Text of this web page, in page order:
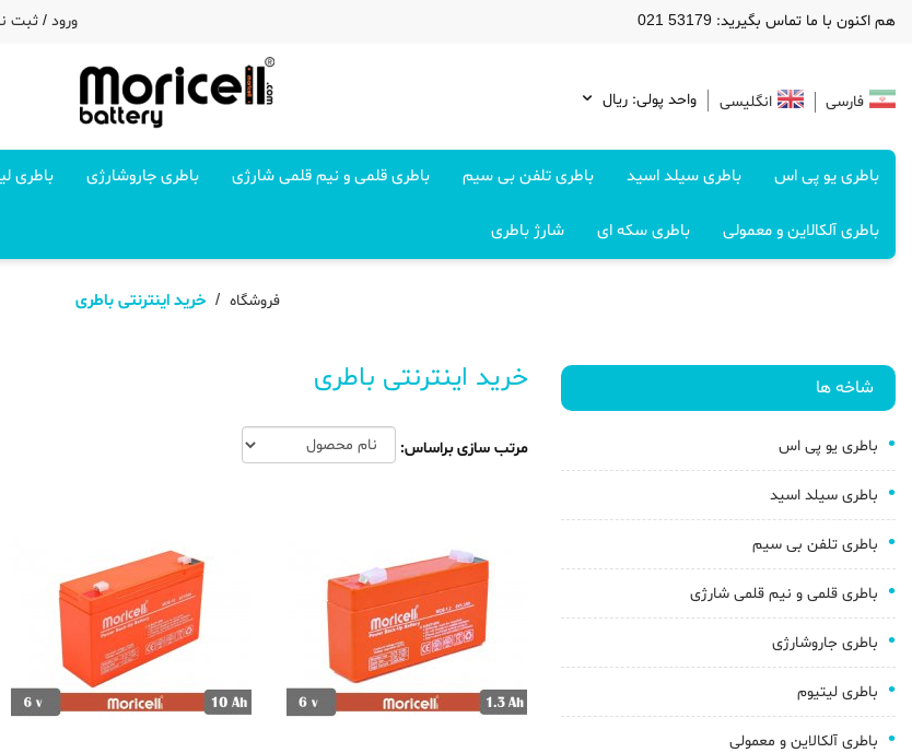
هم اکنون با ما تماس بگیرید: 53179 021 ورود / ثبت
فارسی انگلیسی واحد پولی: ريال
باطری یو پی اس باطری سیلد اسید باطری تلفن بی سیم باطری قلمی و نیم قلمی شارژی باطری جاروشارژی باطری
باطری آلکالاین و معمولی باطری سکه ای شارژ باطری
فروشگاه خرید اینترنتی باطری
شاخه ها
باطری یو پی اس
باطری سیلد اسید
باطری تلفن بی سیم
باطری قلمی و نیم قلمی شارژی
باطری جاروشارژی
باطری لیتیوم
باطری آلکالاین و معمولی
خرید اینترنتی باطری
مرتب سازی براساس: